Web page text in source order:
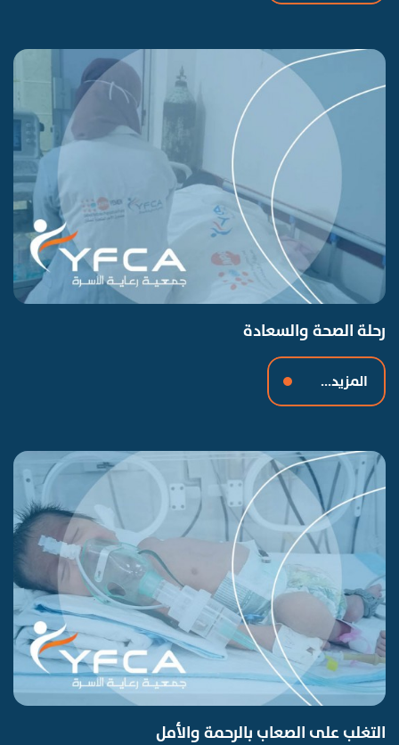
رحلة الصحة والسعادة
المزيد...
التغلب على الصعاب بالرحمة والأمل